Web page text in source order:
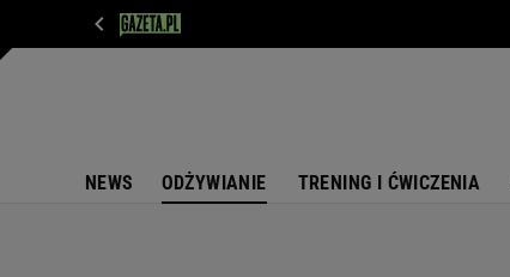
NEWS ODŻYWIANIE TRENING I ĆWICZENIA